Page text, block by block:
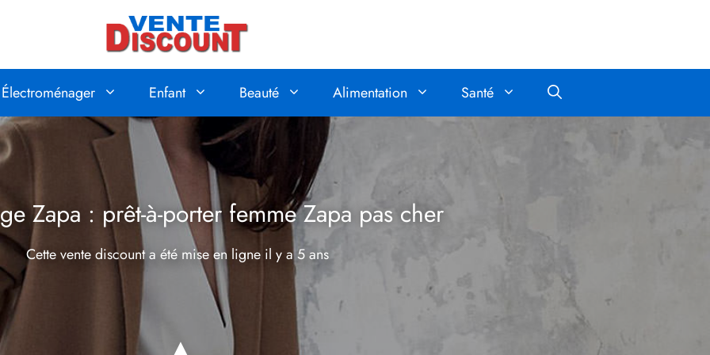
Électroménager Enfant Beauté Alimentation Santé
Zapa : prêt-à-porter femme Zapa pas cher
Cette vente discount a été mise en ligne il y a 5 ans